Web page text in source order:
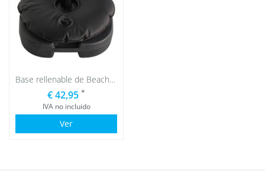
Base rellenable de Beachflag con bolsa de agua negra
€ 42,95 *
IVA no incluido
Ver